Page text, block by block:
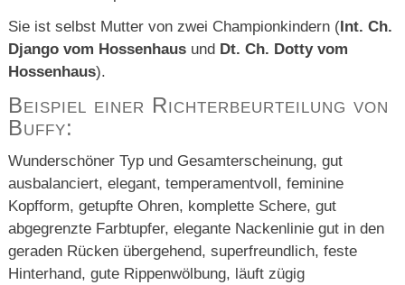
Sie ist selbst Mutter von zwei Championkindern (Int. Ch.
Django vom Hossenhaus und Dt. Ch. Dotty vom
Hossenhaus).
Beispiel einer Richterbeurteilung von
Buffy:
Wunderschöner Typ und Gesamterscheinung, gut
ausbalanciert, elegant, temperamentvoll, feminine
Kopfform, getupfte Ohren, komplette Schere, gut
abgegrenzte Farbtupfer, elegante Nackenlinie gut in den
geraden Rücken übergehend, superfreundlich, feste
Hinterhand, gute Rippenwölbung, läuft zügig